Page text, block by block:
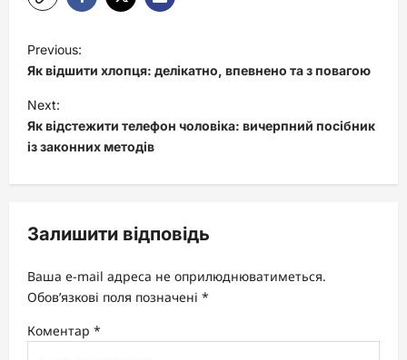
o
s
t
n
a
i
a
i
Previous:
Як відшити хлопця: делікатно, впевнено та з повагою
Next:
Як відстежити телефон чоловіка: вичерпний посібник
із законних методів
Залишити відповідь
Ваша e-mail адреса не оприлюднюватиметься.
Обов’язкові поля позначені *
Коментар *